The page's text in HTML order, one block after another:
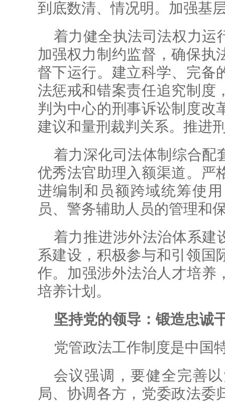
到底数清、情况明。加强基
着力健全执法司法权力运
加强权力制约监督，确保执
督下运行。建立科学、完备
法惩戒和错案责任追究制度
判为中心的刑事诉讼制度改
建议和量刑裁判关系。推进
着力深化司法体制综合配
优秀法官助理入额渠道。严
进编制和员额跨域统筹使
员、警务辅助人员的管理和
着力推进涉外法治体系建
系建设，积极参与和引领国
作。加强涉外法治人才培养
培养计划。
坚持党的领导：锻造忠诚
党管政法工作制度是中国
会议强调，要健全完善
局、协调各方，党委政法委